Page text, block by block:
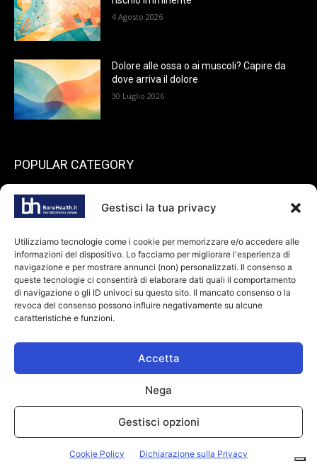
Gestisci la tua privacy
Utilizziamo tecnologie come i cookie per memorizzare e/o accedere alle
informazioni del dispositivo. Lo facciamo per migliorare l'esperienza di
navigazione e per mostrare annunci (non) personalizzati. Il consenso a
queste tecnologie ci consentirà di elaborare dati quali il comportamento
di navigazione o gli ID univoci su questo sito. Il mancato consenso o la
revoca del consenso possono influire negativamente su alcune
caratteristiche e funzioni.
Accetta
Nega
Gestisci opzioni
Cookie Policy Dichiarazione sulla Privacy
4 Agosto 2026
Dolore alle ossa o ai muscoli? Capire da
dove arriva il dolore
30 Luglio 2026
POPULAR CATEGORY
endocrinologia
Spazio pazienti
73
reumatologia
45
ortopedia
40
odontoiatria
36
Farmaci
34
dietologia
oncologia
24
© Copyright 2026 bonehealth.it | Informativa privacy
Makinglife P. IVA: 11294110967
raggiungibile a dpo@makinglife.it